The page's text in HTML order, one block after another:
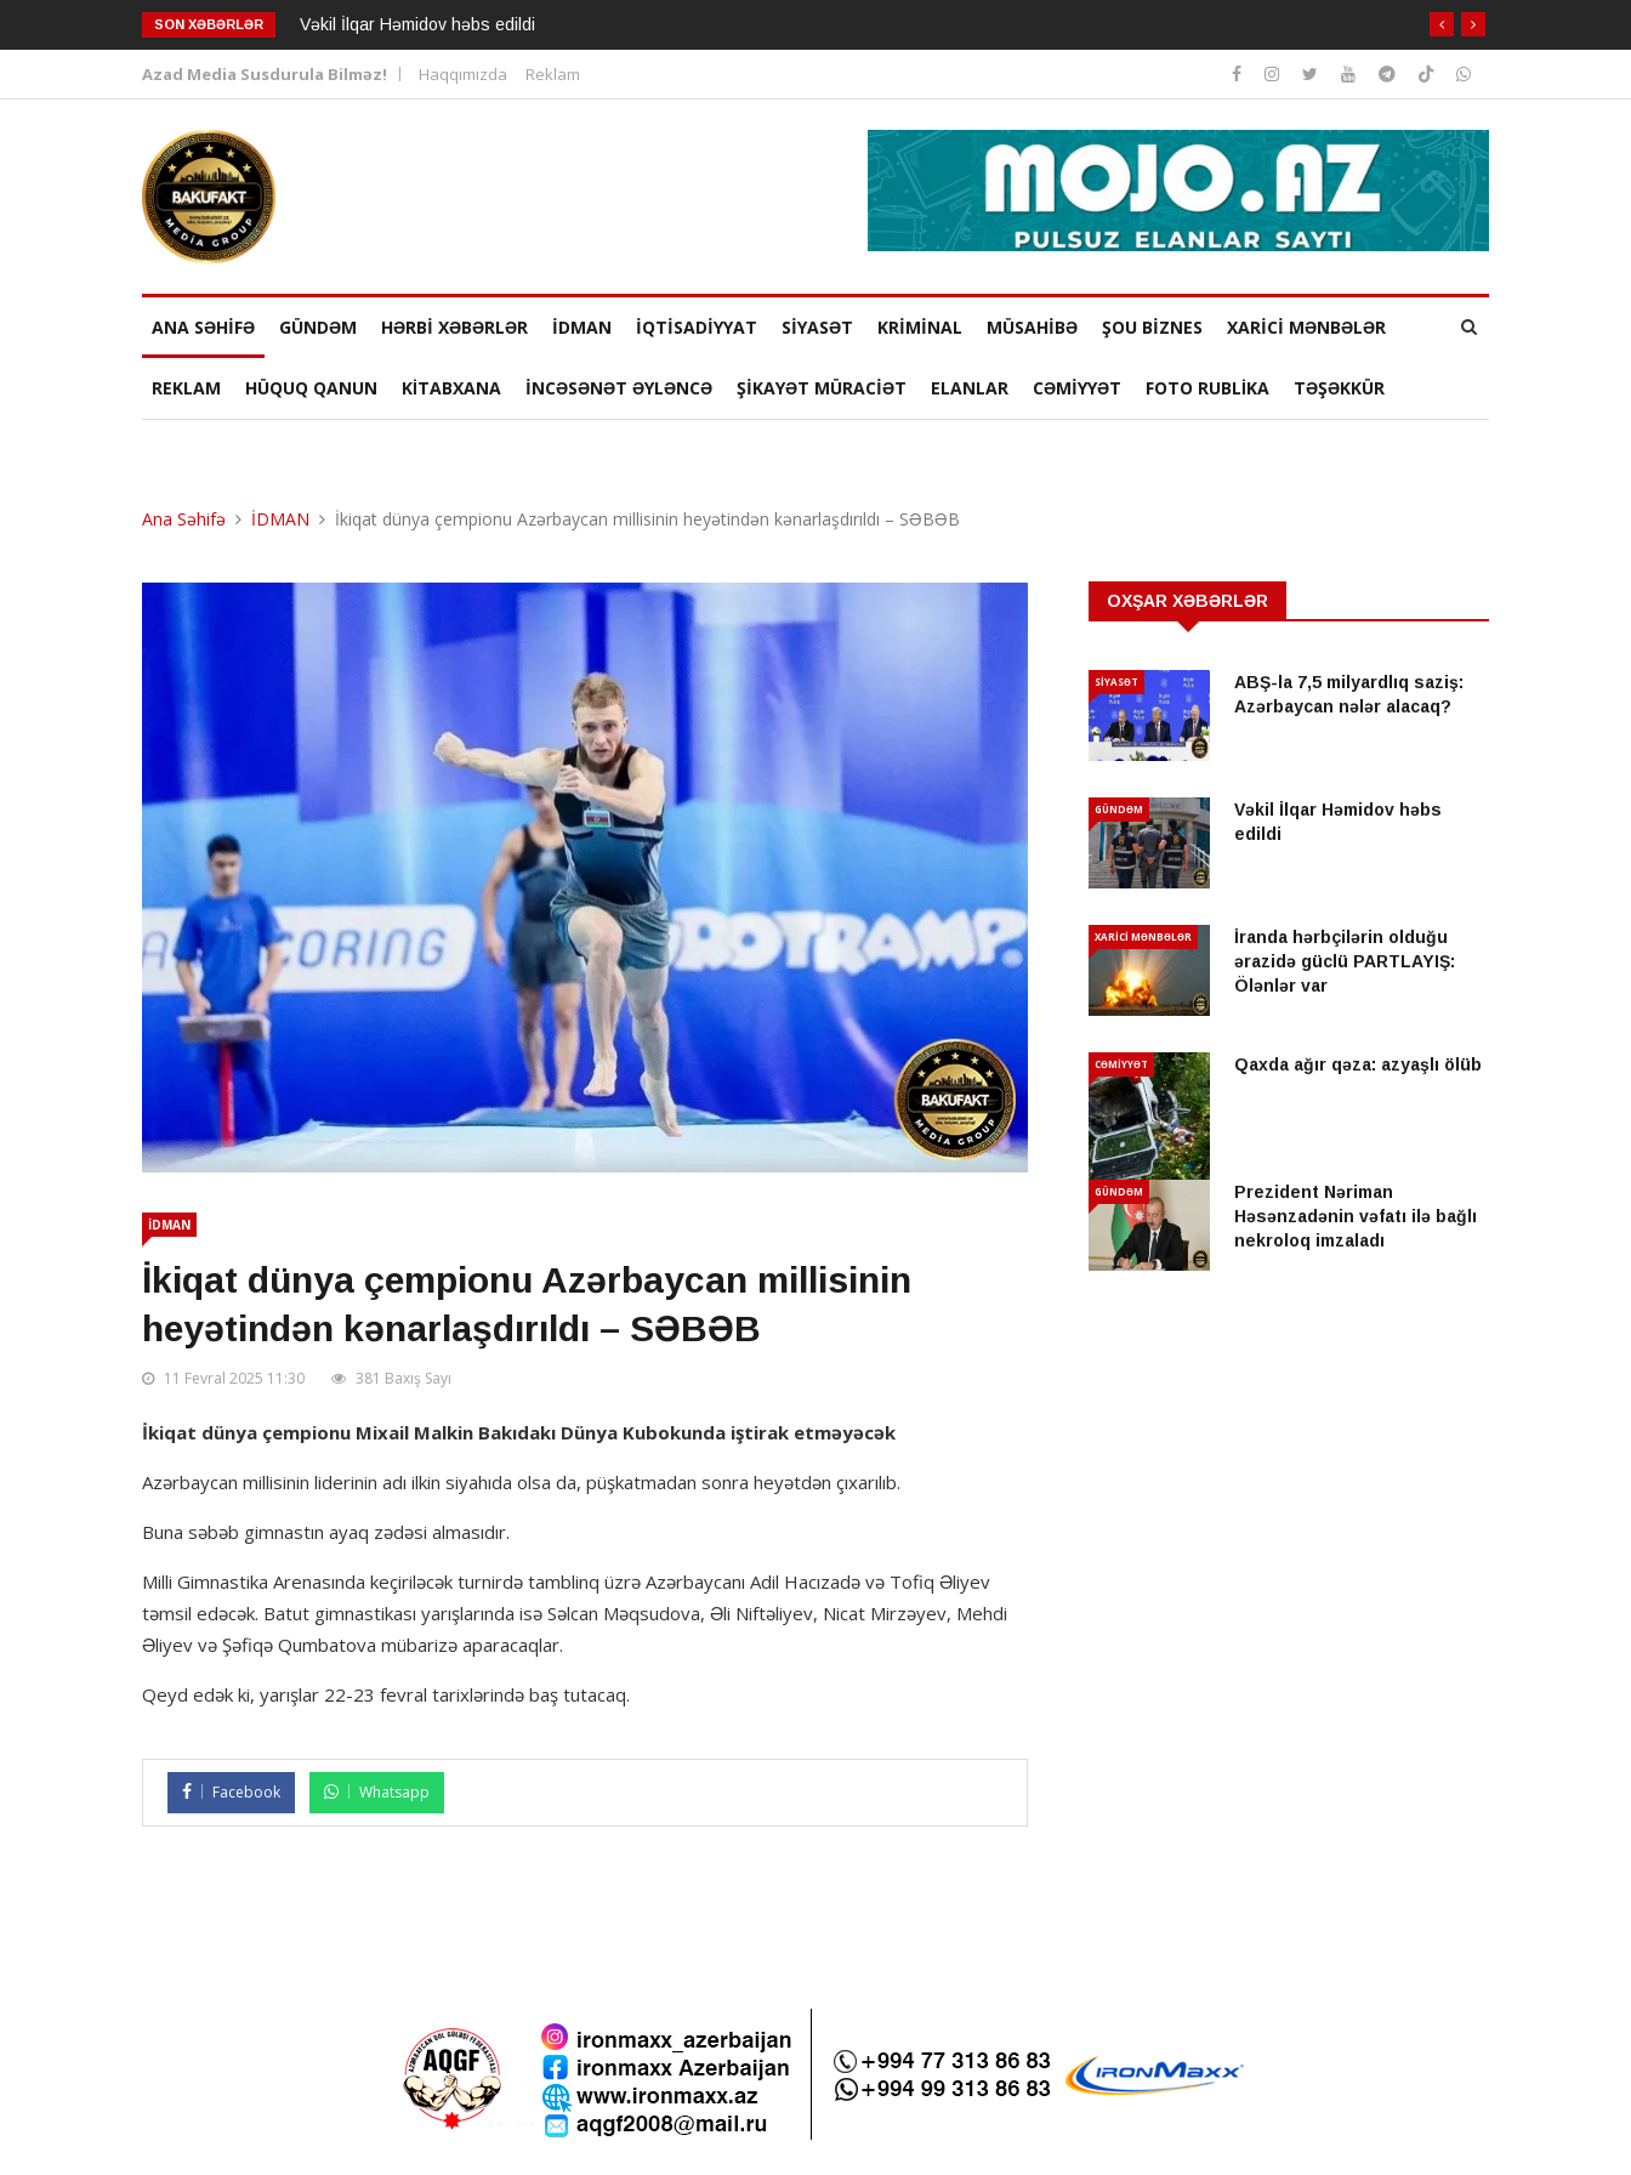
SON XƏBƏRLƏR Vəkil İlqar Həmidov həbs edildi
Azad Media Susdurula Bilməz! Haqqımızda Reklam
ANA SƏHİFƏ GÜNDƏM HƏRBİ XƏBƏRLƏR İDMAN İQTİSADİYYAT SİYASƏT KRİMİNAL MÜSAHİBƏ ŞOU BİZNES XARİCİ MƏNBƏLƏR
REKLAM HÜQUQ QANUN KİTABXANA İNCƏSƏNƏT ƏYLƏNCƏ ŞİKAYƏT MÜRACİƏT ELANLAR CƏMİYYƏT FOTO RUBLİKA TƏŞƏKKÜR
Ana Səhifə İDMAN İkiqat dünya çempionu Azərbaycan millisinin heyətindən kənarlaşdırıldı – SƏBƏB
İDMAN
İkiqat dünya çempionu Azərbaycan millisinin
heyətindən kənarlaşdırıldı – SƏBƏB
11 Fevral 2025 11:30 381 Baxış Sayı
İkiqat dünya çempionu Mixail Malkin Bakıdakı Dünya Kubokunda iştirak etməyəcək
Azərbaycan millisinin liderinin adı ilkin siyahıda olsa da, püşkatmadan sonra heyətdən çıxarılıb.
Buna səbəb gimnastın ayaq zədəsi almasıdır.
Milli Gimnastika Arenasında keçiriləcək turnirdə tamblinq üzrə Azərbaycanı Adil Hacızadə və Tofiq Əliyev
təmsil edəcək. Batut gimnastikası yarışlarında isə Səlcan Məqsudova, Əli Niftəliyev, Nicat Mirzəyev, Mehdi
Əliyev və Şəfiqə Qumbatova mübarizə aparacaqlar.
Qeyd edək ki, yarışlar 22-23 fevral tarixlərində baş tutacaq.
Facebook Whatsapp
OXŞAR XƏBƏRLƏR
SİYASƏT
ABŞ-la 7,5 milyardlıq saziş:
Azərbaycan nələr alacaq?
GÜNDƏM
Vəkil İlqar Həmidov həbs
edildi
XARİCİ MƏNBƏLƏR
İranda hərbçilərin olduğu
ərazidə güclü PARTLAYIŞ:
Ölənlər var
CƏMİYYƏT Qaxda ağır qəza: azyaşlı ölüb
GÜNDƏM
Prezident Nəriman
Həsənzadənin vəfatı ilə bağlı
nekroloq imzaladı